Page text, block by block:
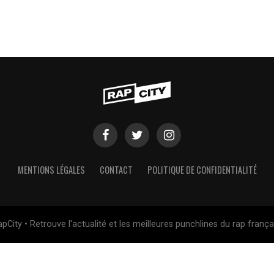
MENTIONS LÉGALES CONTACT POLITIQUE DE CONFIDENTIALITÉ
• Retrouve l'actualité et les meilleures punchlines du rap